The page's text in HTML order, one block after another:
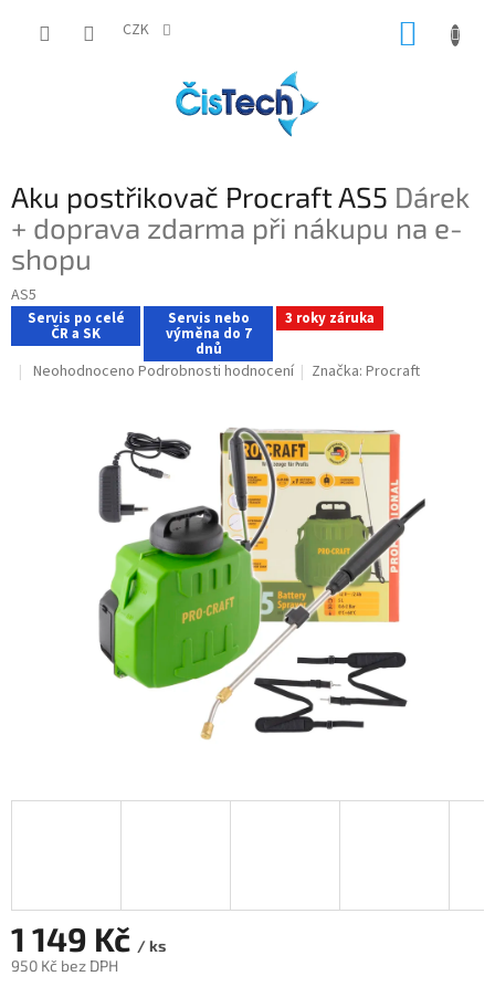
CZK
Aku postřikovač Procraft AS5 Dárek
+ doprava zdarma při nákupu na e-
shopu
AS5
Servis po celé
ČR a SK
Servis nebo
výměna do 7
dnů
3 roky záruka
Průměrné
hvězdiček.
Neohodnoceno Podrobnosti hodnocení Značka:Procraft
1 149 Kč / ks
950 Kč bez DPH